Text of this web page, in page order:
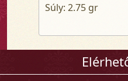
Súly: 2.75 gr